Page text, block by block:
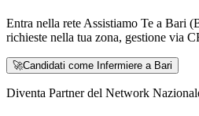
Entra nella rete Assistiamo Te a Bari
richieste nella tua zona, gestione via
🚀Candidati come Infermiere a Bari
Diventa Partner del Network